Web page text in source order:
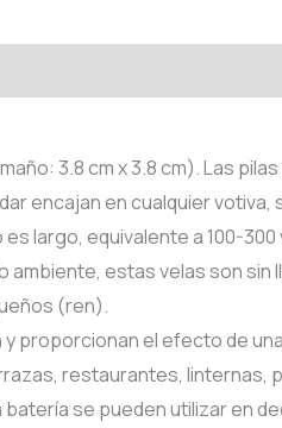
3.8 cm x 3.8 cm). Las
encajan en cualquier
largo, equivalente a 100-
ambiente, estas velas son
(ren).
y proporcionan el efecto de
restaurantes,
batería se pueden utilizar en